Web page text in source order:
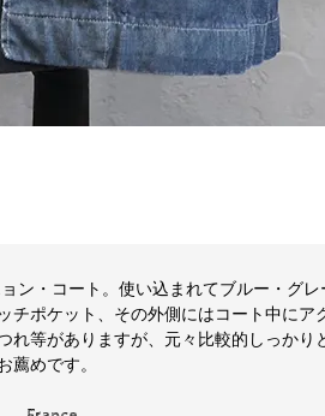
ン・コート。使い込まれてブルー・グ
ポケット、その外側にはコート中にア
等がありますが、元々比較的しっかり
薦めです。